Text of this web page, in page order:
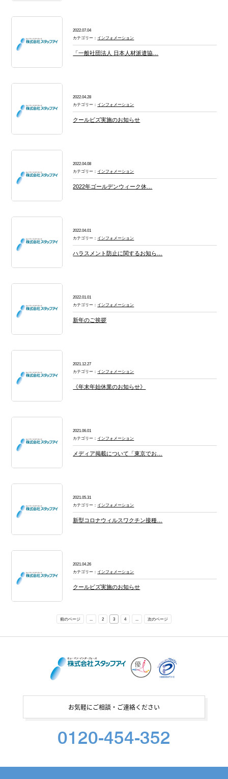
2022.07.04
カテゴリー： インフォメーション
「一般社団法人 日本人材派遣協…
2022.04.28
カテゴリー： インフォメーション
クールビズ実施のお知らせ
2022.04.08
カテゴリー： インフォメーション
2022年ゴールデンウィーク休…
2022.04.01
カテゴリー： インフォメーション
ハラスメント防止に関するお知ら…
2022.01.01
カテゴリー： インフォメーション
新年のご挨拶
2021.12.27
カテゴリー： インフォメーション
《年末年始休業のお知らせ》
2021.06.01
カテゴリー： インフォメーション
メディア掲載について「東京でお…
2021.05.31
カテゴリー： インフォメーション
新型コロナウィルスワクチン接種…
2021.04.26
カテゴリー： インフォメーション
クールビズ実施のお知らせ
前のページ 2 3 4 次のページ
お気軽にご相談・ご連絡ください
0120-454-352